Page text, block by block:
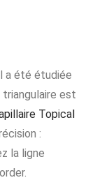
a été étudiée
triangulaire est
Topical
:
la ligne